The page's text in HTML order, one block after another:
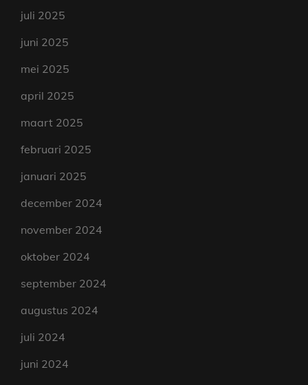
juli 2025
juni 2025
mei 2025
april 2025
maart 2025
februari 2025
januari 2025
december 2024
november 2024
oktober 2024
september 2024
augustus 2024
juli 2024
juni 2024